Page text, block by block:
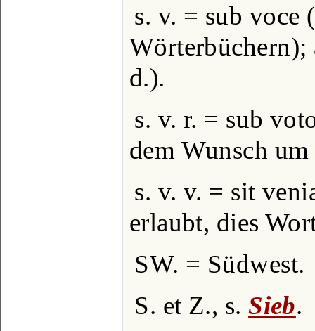
s. v. = sub voce
d.).
s. v. r. = sub
dem Wunsch
s. v. v. = sit
erlaubt, dies
SW. = Südwest.
S. et Z., s.Sieb.